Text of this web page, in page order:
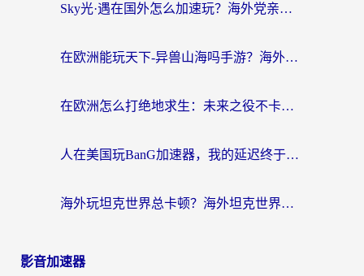
Sky光·遇在国外怎么加速玩？海外党亲测有效的国服游戏加速指南
在欧洲能玩天下-异兽山海吗手游？海外玩家的加速器生存指南
在欧洲怎么打绝地求生：未来之役不卡？留学生亲测的加速器避坑指南
人在美国玩BanG加速器，我的延迟终于绿了
海外玩坦克世界总卡顿？海外坦克世界加速器有哪些？实测好用的选择在这里
影音加速器